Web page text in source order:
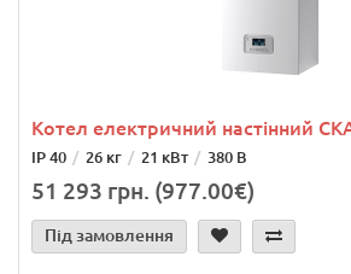
Котел електричний настінний
IP 40 26 кг 21 кВт 380 В
51 293 грн. (977.00€)
Під замовлення